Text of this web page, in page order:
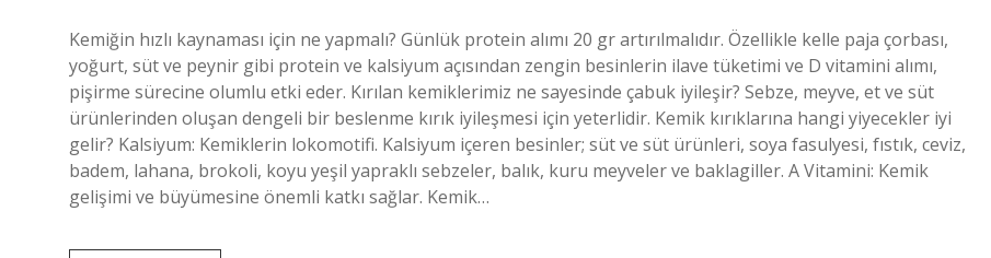
Kemiğin hızlı kaynaması için ne yapmalı? Günlük protein alımı 20 gr artırılmalıdır. Özellikle kelle paja çorbası,
yoğurt, süt ve peynir gibi protein ve kalsiyum açısından zengin besinlerin ilave tüketimi ve D vitamini alımı,
pişirme sürecine olumlu etki eder. Kırılan kemiklerimiz ne sayesinde çabuk iyileşir? Sebze, meyve, et ve süt
ürünlerinden oluşan dengeli bir beslenme kırık iyileşmesi için yeterlidir. Kemik kırıklarına hangi yiyecekler iyi
gelir? Kalsiyum: Kemiklerin lokomotifi. Kalsiyum içeren besinler; süt ve süt ürünleri, soya fasulyesi, fıstık, ceviz,
badem, lahana, brokoli, koyu yeşil yapraklı sebzeler, balık, kuru meyveler ve baklagiller. A Vitamini: Kemik
gelişimi ve büyümesine önemli katkı sağlar. Kemik…